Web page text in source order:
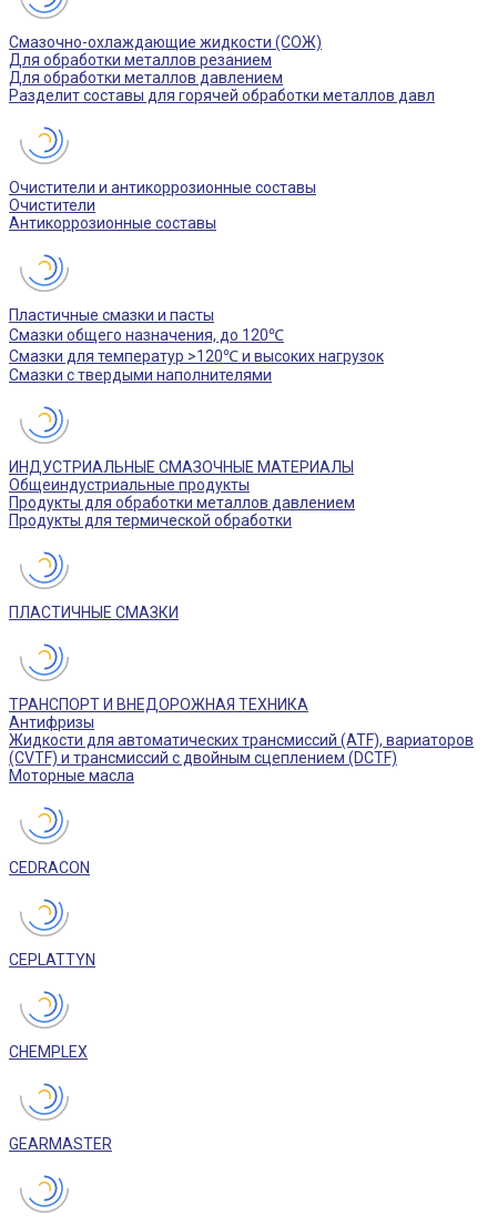
Смазочно-охлаждающие жидкости (СОЖ)
Для обработки металлов резанием
Для обработки металлов давлением
Разделит составы для горячей обработки металлов давл
Очистители и антикоррозионные составы
Очистители
Антикоррозионные составы
Пластичные смазки и пасты
Смазки общего назначения, до 120℃
Смазки для температур >120℃ и высоких нагрузок
Смазки с твердыми наполнителями
ИНДУСТРИАЛЬНЫЕ СМАЗОЧНЫЕ МАТЕРИАЛЫ
Общеиндустриальные продукты
Продукты для обработки металлов давлением
Продукты для термической обработки
ПЛАСТИЧНЫЕ СМАЗКИ
ТРАНСПОРТ И ВНЕДОРОЖНАЯ ТЕХНИКА
Антифризы
Жидкости для автоматических трансмиссий (ATF), вариаторов
(CVTF) и трансмиссий с двойным сцеплением (DCTF)
Моторные масла
CEDRACON
CEPLATTYN
CHEMPLEX
GEARMASTER